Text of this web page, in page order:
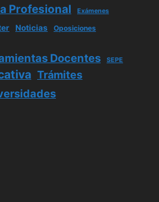
Profesional Exámenes
Noticias Oposiciones
Docentes SEPE
Trámites